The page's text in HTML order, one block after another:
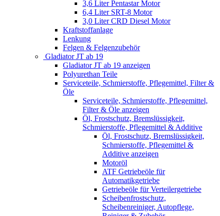
3,6 Liter Pentastar Motor
6,4 Liter SRT-8 Motor
3,0 Liter CRD Diesel Motor
Kraftstoffanlage
Lenkung
Felgen & Felgenzubehör
Gladiator JT ab 19
Gladiator JT ab 19 anzeigen
Polyurethan Teile
Serviceteile, Schmierstoffe, Pflegemittel, Filter &
Öle
Serviceteile, Schmierstoffe, Pflegemittel,
Filter & Öle anzeigen
Öl, Frostschutz, Bremslüssigkeit,
Schmierstoffe, Pflegemittel & Additive
Öl, Frostschutz, Bremslüssigkeit,
Schmierstoffe, Pflegemittel &
Additive anzeigen
Motoröl
ATF Getriebeöle für
Automatikgetriebe
Getriebeöle für Verteilergetriebe
Scheibenfrostschutz,
Scheibenreiniger, Autopflege,